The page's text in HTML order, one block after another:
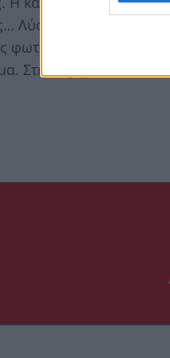
Λύση στα σκουπίδια
φωτογραφίας είναι
Στην εφηβεία τους…